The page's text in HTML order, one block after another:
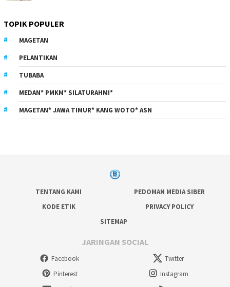
TOPIK POPULER
MAGETAN
PELANTIKAN
TUBABA
MEDAN* PMKM* SILATURAHMI*
MAGETAN* JAWA TIMUR* KANG WOTO* ASN
TENTANG KAMI
PEDOMAN MEDIA SIBER
KODE ETIK
PRIVACY POLICY
SITEMAP
JARINGAN SOCIAL
Facebook
Twitter
Pinterest
Instagram